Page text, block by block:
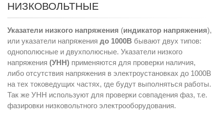
НИЗКОВОЛЬТНЫЕ
Указатели низкого напряжения (индикатор напряжения),
или указатели напряжения до 1000В бывают двух типов:
однополюсные и двухполюсные. Указатели низкого
напряжения (УНН) применяются для проверки наличия,
либо отсутствия напряжения в электроустановках до 1000В
на тех токоведущих частях, где будут выполняться работы.
Так же УНН используют для проверки совпадения фаз, т.е.
фазировки низковольтного электрооборудования.